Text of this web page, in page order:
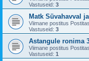
Vastuseid: 3
Matk Süvahavval
Viimane postitus Postitas
Vastuseid: 3
Astangule ronima
Viimane postitus Postitas
Vastuseid: 1